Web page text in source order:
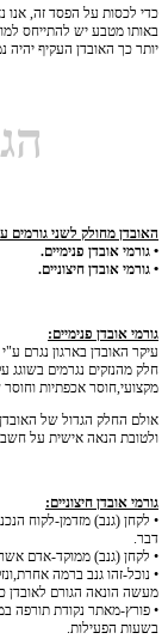
כדי לכסות על הפסד זה, אנו
באותו מטבע יש להתייחס
יותר כך האובדן העקיף יהיה
האובדן מחולק לשני גורמים
• גורמי אובדן פנימיים.
• גורמי אובדן חיצוניים.
גורמי אובדן פנימיים:
עיקר האובדן בארגון נגרם ע"י
חלק מהנזקים נגרמים
מקצועי,חוסר אכפתיות וחוסר
אולם החלק הגדול של האובדן
ולטובת הנאה אישית על
גורמי אובדן חיצוניים:
• לקחן (גנב) מזדמן-לקוח
דבר.
• לקחן (גנב) ממוקד-אדם
• נוכל-זהו גנב ברמה
מעשה הונאה הגורם לאובדן
• פורץ-מאתר נקודת תורפה
בשעות הפעילות.